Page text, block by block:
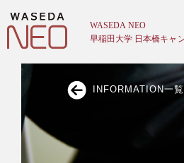
INFORMATION一覧